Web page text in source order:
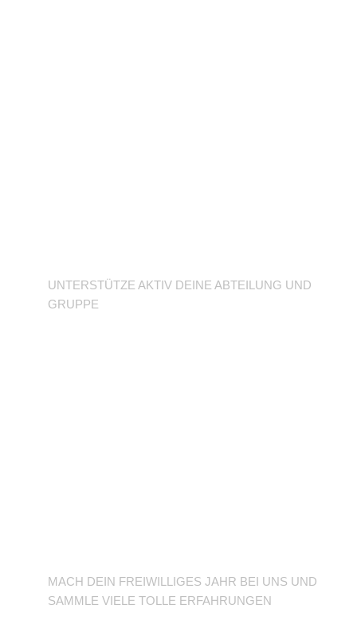
UNTERSTÜTZE AKTIV DEINE ABTEILUNG UND
GRUPPE
MACH DEIN FREIWILLIGES JAHR BEI UNS UND
SAMMLE VIELE TOLLE ERFAHRUNGEN